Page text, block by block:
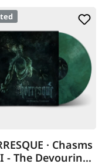
· Chasms
- The Devouring